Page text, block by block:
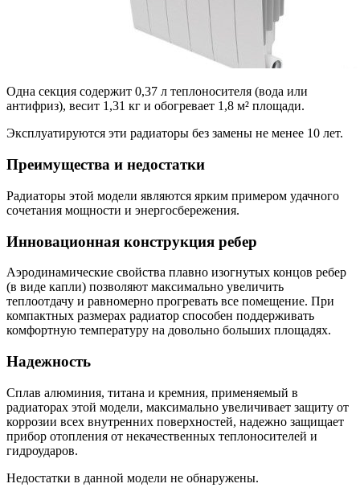
Одна секция содержит 0,37 л теплоносителя (вода или
антифриз), весит 1,31 кг и обогревает 1,8 м² площади.
Эксплуатируются эти радиаторы без замены не менее 10 лет.
Преимущества и недостатки
Радиаторы этой модели являются ярким примером удачного
сочетания мощности и энергосбережения.
Инновационная конструкция ребер
Аэродинамические свойства плавно изогнутых концов ребер
(в виде капли) позволяют максимально увеличить
теплоотдачу и равномерно прогревать все помещение. При
компактных размерах радиатор способен поддерживать
комфортную температуру на довольно больших площадях.
Надежность
Сплав алюминия, титана и кремния, применяемый в
радиаторах этой модели, максимально увеличивает защиту от
коррозии всех внутренних поверхностей, надежно защищает
прибор отопления от некачественных теплоносителей и
гидроударов.
Недостатки в данной модели не обнаружены.